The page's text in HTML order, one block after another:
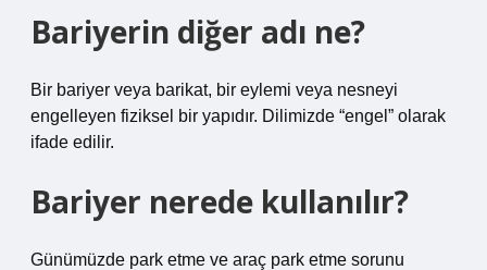
Bariyerin diğer adı ne?
Bir bariyer veya barikat, bir eylemi veya nesneyi
engelleyen fiziksel bir yapıdır. Dilimizde “engel” olarak
ifade edilir.
Bariyer nerede kullanılır?
Günümüzde park etme ve araç park etme sorunu